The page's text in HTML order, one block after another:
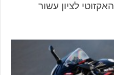
אפריליה: ה־RSV4 X-GP האקזוטי לציון עשור